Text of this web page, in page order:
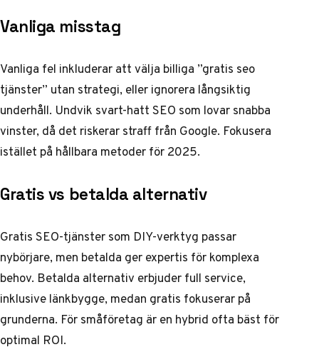
Vanliga misstag
Vanliga fel inkluderar att välja billiga ”gratis seo
tjänster” utan strategi, eller ignorera långsiktig
underhåll. Undvik svart-hatt SEO som lovar snabba
vinster, då det riskerar straff från Google. Fokusera
istället på hållbara metoder för 2025.
Gratis vs betalda alternativ
Gratis SEO-tjänster som DIY-verktyg passar
nybörjare, men betalda ger expertis för komplexa
behov. Betalda alternativ erbjuder full service,
inklusive länkbygge, medan gratis fokuserar på
grunderna. För småföretag är en hybrid ofta bäst för
optimal ROI.